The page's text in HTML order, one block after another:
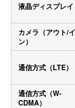
液晶ディスプレイ
カメラ（アウト/イ
ン）
通信方式（LTE）
通信方式（W-
CDMA）